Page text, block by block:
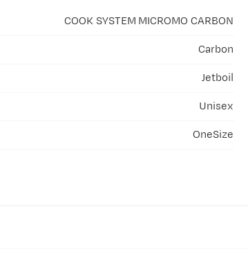
COOK SYSTEM MICROMO CARBON
Carbon
Jetboil
Unisex
OneSize